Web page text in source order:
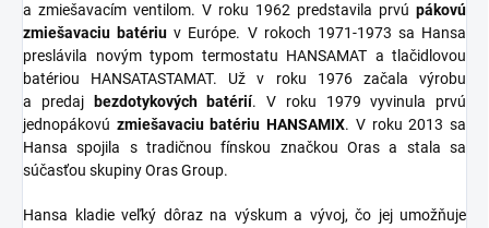
a zmiešavacím ventilom. V roku 1962 predstavila prvú pákovú
zmiešavaciu batériu v Európe. V rokoch 1971-1973 sa Hansa
preslávila novým typom termostatu HANSAMAT a tlačidlovou
batériou HANSATASTAMAT. Už v roku 1976 začala výrobu
a predaj
bezdotykových batérií. V roku 1979 vyvinula prvú
jednopákovú zmiešavaciu batériu HANSAMIX. V roku 2013 sa
Hansa spojila s tradičnou fínskou značkou Oras a stala sa
súčasťou skupiny Oras Group.
Hansa kladie veľký dôraz na výskum a vývoj, čo jej umožňuje